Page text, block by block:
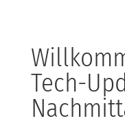
Tech-